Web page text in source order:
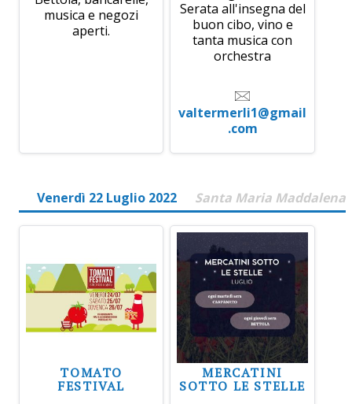
musica e negozi
aperti.
Serata all'insegna del
buon cibo, vino e
tanta musica con
orchestra
valtermerli1@gmail
.com
Venerdì 22 Luglio 2022 Santa Maria Maddalena
TOMATO
FESTIVAL
MERCATINI
SOTTO LE STELLE